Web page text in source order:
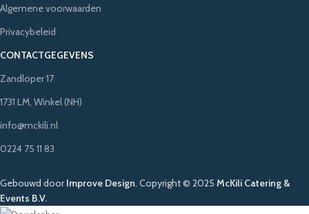
Algemene voorwaarden
Privacybeleid
CONTACTGEGEVENS
Zandloper 17
1731 LM, Winkel (NH)
info@mckili.nl
0224 75 11 83
Gebouwd doorImprove Design. Copyright © 2025 McKili Catering &
Events B.V.